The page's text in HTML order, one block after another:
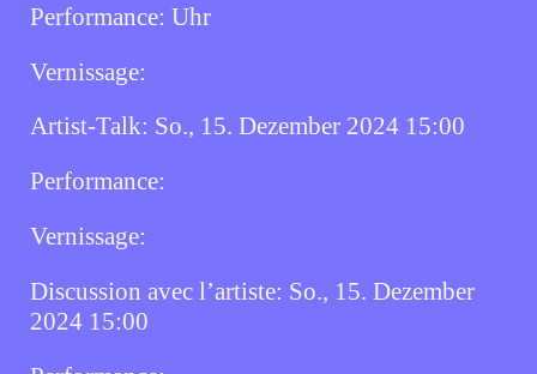
Performance: Uhr
Vernissage:
Artist-Talk: So., 15. Dezember 2024 15:00
Performance:
Vernissage:
Discussion avec l’artiste: So., 15. Dezember
2024 15:00